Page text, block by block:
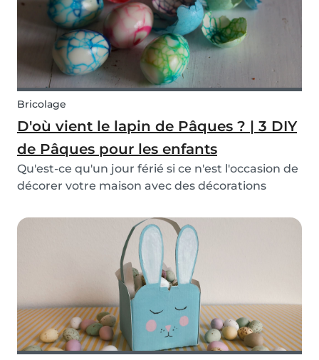
Bricolage
D'où vient le lapin de Pâques ? | 3 DIY
de Pâques pour les enfants
Qu'est-ce qu'un jour férié si ce n'est l'occasion de
décorer votre maison avec des décorations
nous avons fait des recherches sur les origines
du lapin de Pâques et créé des DIY de Pâque...